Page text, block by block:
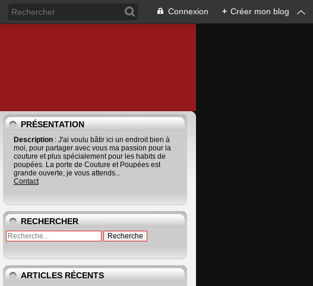
Connexion + Créer mon blog
PRÉSENTATION
Description : J'ai voulu bâtir ici un endroit bien à
moi, pour partager avec vous ma passion pour la
couture et plus spécialement pour les habits de
poupées. La porte de Couture et Poupées est
grande ouverte, je vous attends...
Contact
RECHERCHER
ARTICLES RÉCENTS